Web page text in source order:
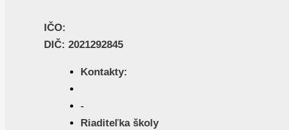
IČO:
DIČ: 2021292845
Kontakty:
-
Riaditeľka školy